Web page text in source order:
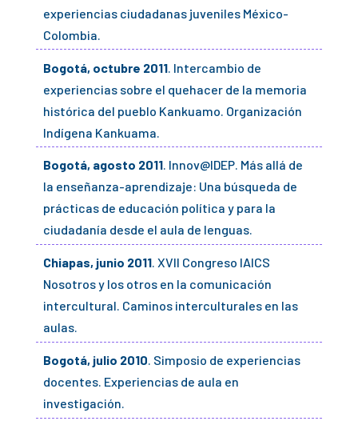
experiencias ciudadanas juveniles México-
Colombia.
Bogotá, octubre 2011. Intercambio de
experiencias sobre el quehacer de la memoria
histórica del pueblo Kankuamo. Organización
Indígena Kankuama.
Bogotá, agosto 2011. Innov@IDEP. Más allá de
la enseñanza-aprendizaje: Una búsqueda de
prácticas de educación política y para la
ciudadanía desde el aula de lenguas.
Chiapas, junio 2011. XVII Congreso IAICS
Nosotros y los otros en la comunicación
intercultural. Caminos interculturales en las
aulas.
Bogotá, julio 2010. Simposio de experiencias
docentes. Experiencias de aula en
investigación.